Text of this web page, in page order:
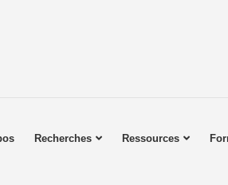
Recherches Ressources